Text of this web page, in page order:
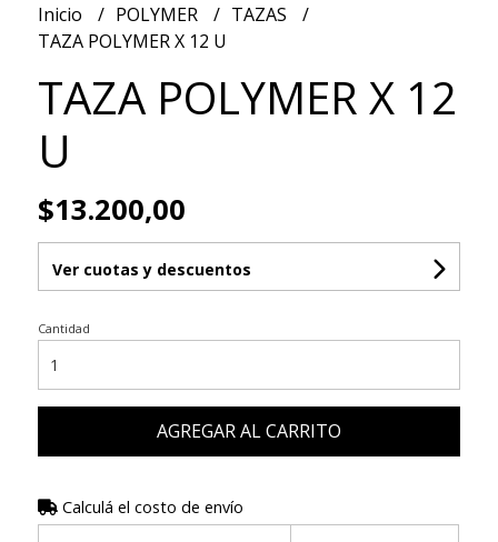
Inicio POLYMER
TAZAS
TAZA POLYMER X 12 U
TAZA POLYMER X 12
U
$13.200,00
Ver cuotas y descuentos
Cantidad
AGREGAR AL CARRITO
Calculá el costo de envío